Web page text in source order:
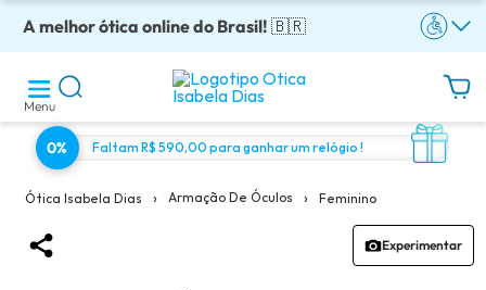
A melhor ótica online do Brasil!🇧🇷
Óculos completos armação + lentes a partir: R$199
Adquira em até 10x sem juros!
Enviamos para todo o Brasil!
Óculos de grau com preço justo!
Menu
0% Faltam R$ 590,00 para ganhar um relógio !
Ótica Isabela Dias › Armação De Óculos › Feminino
Experimentar